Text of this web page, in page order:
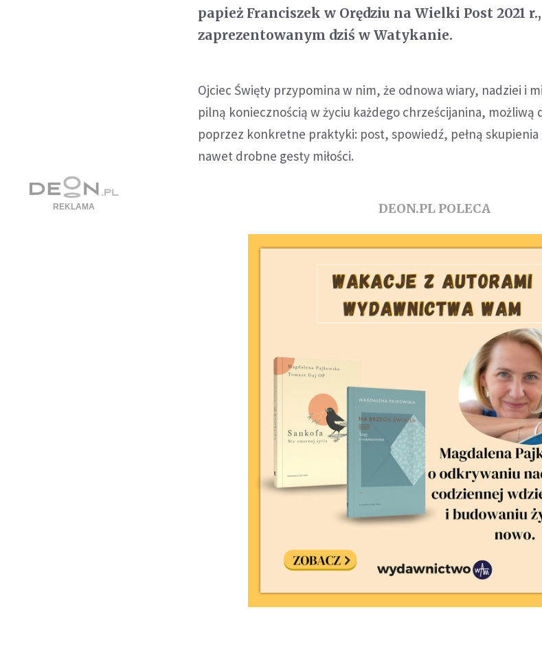
papież Franciszek w Orędziu na Wielki Post 2021 r.,
zaprezentowanym dziś w Watykanie.
Ojciec Święty przypomina w nim, że odnowa wiary, nadziei i
pilną koniecznością w życiu każdego chrześcijanina, możliwą
poprzez konkretne praktyki: post, spowiedź, pełną
nawet drobne gesty miłości.
DEON.PL POLECA